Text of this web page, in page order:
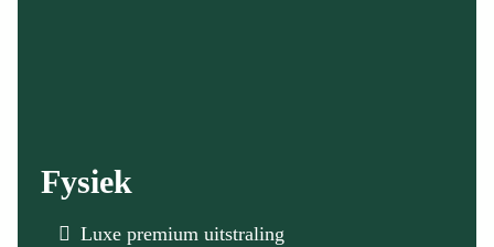
Fysiek
Luxe premium uitstraling